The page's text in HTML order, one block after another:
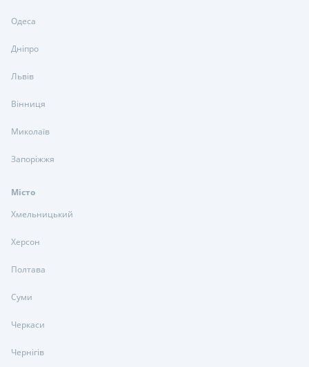
Одеса
Дніпро
Львів
Вінниця
Миколаїв
Запоріжжя
Місто
Хмельницький
Херсон
Полтава
Суми
Черкаси
Чернігів